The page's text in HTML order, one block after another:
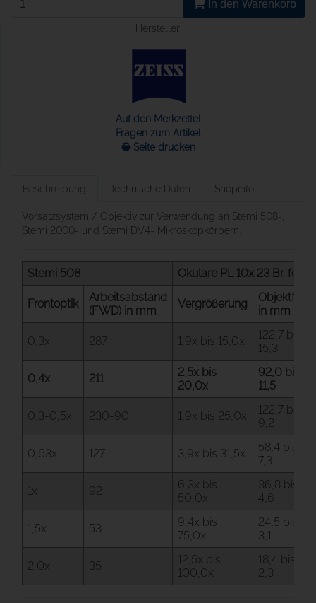
In den Warenkorb
Hersteller:
Auf den Merkzettel
Fragen zum Artikel
🖶 Seite drucken
Beschreibung Technische Daten Shopinfo
Vorsatzsystem / Objektiv zur Verwendung an Stemi 508-,
Stemi 2000- und Stemi DV4- Mikroskopkörpern.
Stemi 508 Okulare PL 10x 23 Br. foc.
Frontoptik
Arbeitsabstand
(FWD) in mm
Vergrößerung
Objektfeld
in mm
0,3x 287 1,9x bis 15,0x
122,7 bis
15,3
0,4x 211
2,5x bis
20,0x
92,0 bis
11,5
0,3-0,5x 230-90 1,9x bis 25,0x
122,7 bis
9,2
0,63x 127 3,9x bis 31,5x
58,4 bis
7,3
1x 92
6,3x bis
50,0x
36,8 bis
4,6
1,5x 53
9,4x bis
75,0x
24,5 bis
3,1
2,0x 35
12,5x bis
100,0x
18,4 bis
2,3